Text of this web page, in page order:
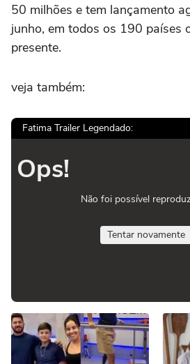
50 milhões e tem lançamento
junho, em todos os 190 países
presente.
veja também:
Fatima Trailer Legendado:
Ops!
Não foi possível
Tentar novamente